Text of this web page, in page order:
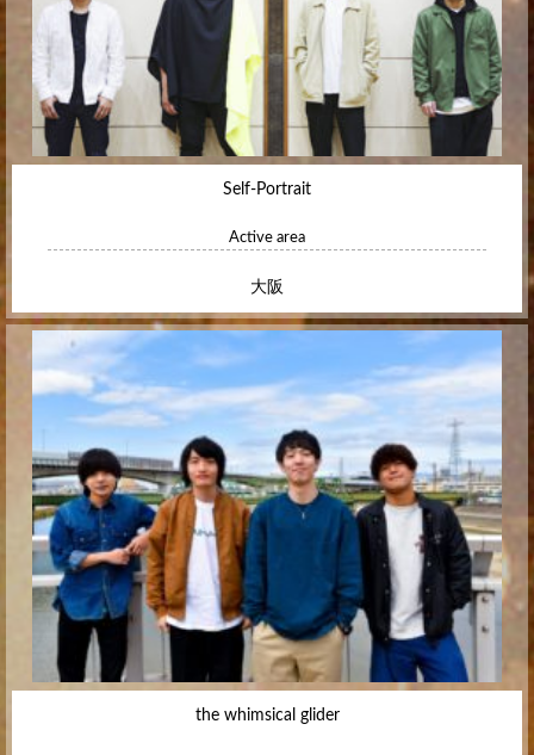
Self-Portrait
Active area
大阪
the whimsical glider